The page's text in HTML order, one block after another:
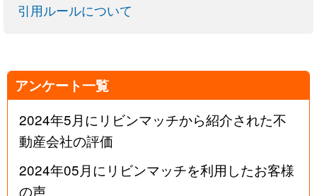
引用ルールについて
アンケート一覧
2024年5月にリビンマッチから紹介された不
動産会社の評価
2024年05月にリビンマッチを利用したお客様
の声